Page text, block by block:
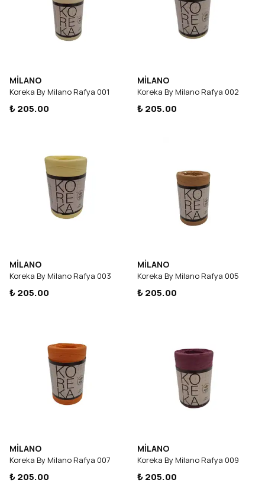
MİLANO
Koreka By Milano Rafya 001
₺ 205.00
MİLANO
Koreka By Milano Rafya 002
₺ 205.00
MİLANO
Koreka By Milano Rafya 003
₺ 205.00
MİLANO
Koreka By Milano Rafya 005
₺ 205.00
MİLANO
Koreka By Milano Rafya 007
₺ 205.00
MİLANO
Koreka By Milano Rafya 009
₺ 205.00